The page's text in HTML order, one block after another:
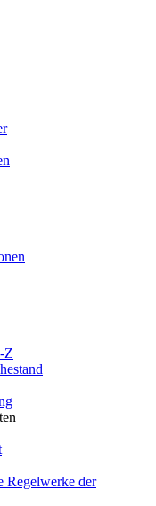
Z
Regelwerke der